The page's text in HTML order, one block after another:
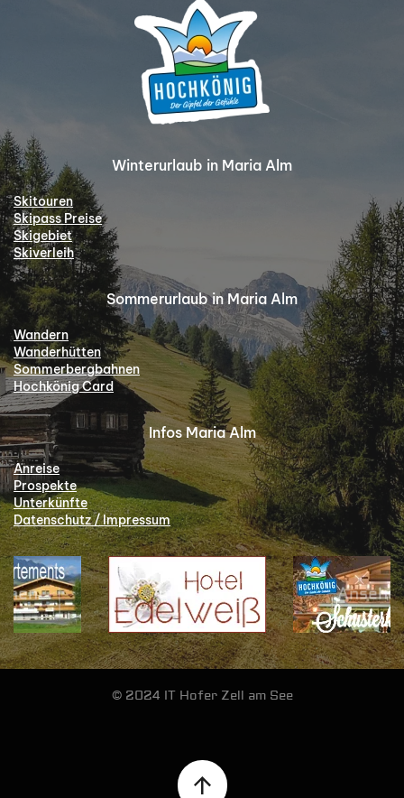
Winterurlaub in Maria Alm
Skitouren
Skipass Preise
Skigebiet
Skiverleih
Sommerurlaub in Maria Alm
Wandern
Wanderhütten
Sommerbergbahnen
Hochkönig Card
Infos Maria Alm
Anreise
Prospekte
Unterkünfte
Datenschutz / Impressum
Ansehen Ansehen
© 2024 IT Hofer Zell am See